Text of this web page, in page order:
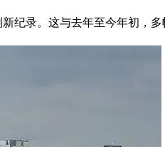
纪录。这与去年至今年初，